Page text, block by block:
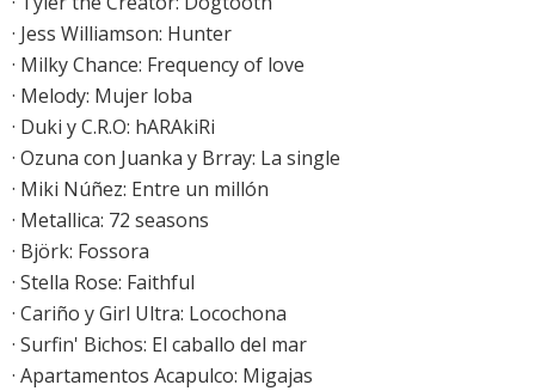
· Jess Williamson: Hunter
· Milky Chance: Frequency of love
· Melody: Mujer loba
· Duki y C.R.O: hARAkiRi
· Ozuna con Juanka y Brray: La single
· Miki Núñez: Entre un millón
· Metallica: 72 seasons
· Björk: Fossora
· Stella Rose: Faithful
· Cariño y Girl Ultra: Locochona
· Surfin' Bichos: El caballo del mar
· Apartamentos Acapulco: Migajas